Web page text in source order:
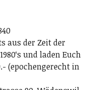
aus der Zeit der
und laden Euch
(epochengerecht in